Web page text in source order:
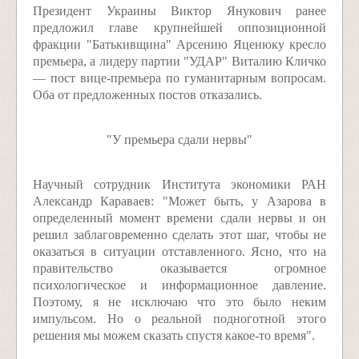
Президент Украины Виктор Янукович ранее
предложил главе крупнейшей оппозиционной
фракции "Батькивщина" Арсению Яценюку кресло
премьера, а лидеру партии "УДАР" Виталию Кличко
— пост вице-премьера по гуманитарным вопросам.
Оба от предложенных постов отказались.
"У премьера сдали нервы"
Научный сотрудник Института экономики РАН
Александр Караваев: "Может быть, у Азарова в
определенный момент времени сдали нервы и он
решил заблаговременно сделать этот шаг, чтобы не
оказаться в ситуации отставленного. Ясно, что на
правительство оказывается огромное
психологическое и информационное давление.
Поэтому, я не исключаю что это было неким
импульсом. Но о реальной подноготной этого
решения мы можем сказать спустя какое-то время".